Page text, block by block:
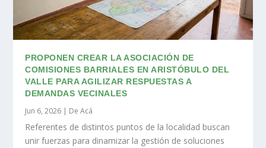
PROPONEN CREAR LA ASOCIACIÓN DE
COMISIONES BARRIALES EN ARISTÓBULO DEL
VALLE PARA AGILIZAR RESPUESTAS A
DEMANDAS VECINALES
Jun 6, 2026 De Acá
Referentes de distintos puntos de la localidad buscan
unir fuerzas para dinamizar la gestión de soluciones